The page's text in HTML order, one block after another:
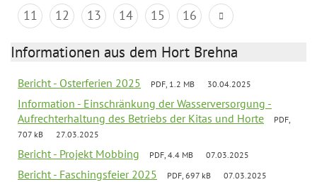
11
12 13 14 15 16
Informationen aus dem Hort Brehna
Bericht - Osterferien 2025 PDF, 1.2 MB 30.04.2025
Information - Einschränkung der Wasserversorgung -
Aufrechterhaltung des Betriebs der Kitas und Horte
PDF,
707 kB
27.03.2025
Bericht - Projekt Mobbing PDF, 4.4 MB 07.03.2025
Bericht - Faschingsfeier 2025 PDF, 697 kB 07.03.2025